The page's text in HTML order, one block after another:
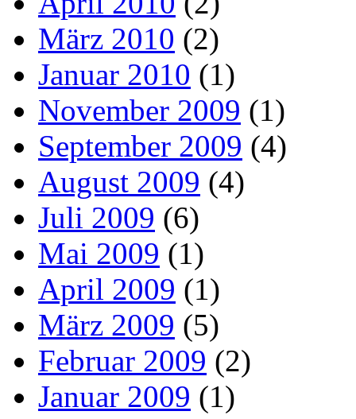
März 2010 (2)
Januar 2010 (1)
November 2009 (1)
September 2009 (4)
August 2009 (4)
Juli 2009 (6)
Mai 2009 (1)
April 2009 (1)
März 2009 (5)
Februar 2009 (2)
Januar 2009 (1)